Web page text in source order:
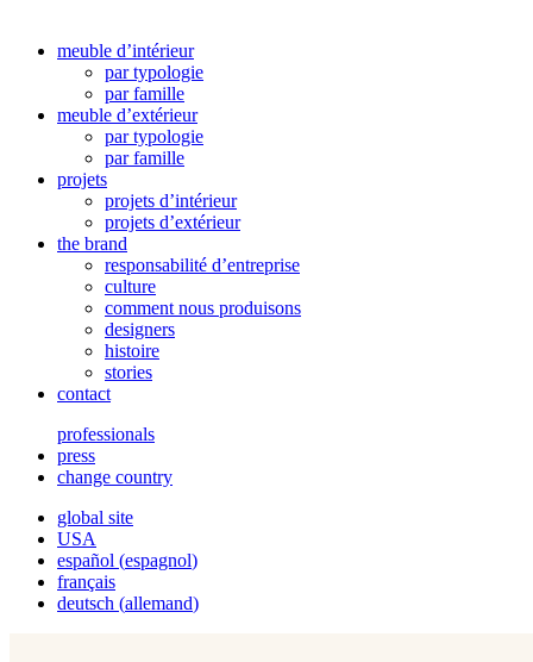
meuble d’intérieur
par typologie
par famille
meuble d’extérieur
par typologie
par famille
projets
projets d’intérieur
projets d’extérieur
the brand
responsabilité d’entreprise
culture
comment nous produisons
designers
histoire
stories
contact
professionals
press
change country
global site
USA
español (espagnol)
français
deutsch (allemand)